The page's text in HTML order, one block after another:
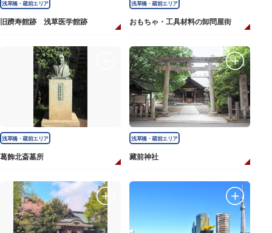
浅草橋・蔵前エリア
旧躋寿館跡 浅草医学館跡
浅草橋・蔵前エリア
おもちゃ・工具材料の卸問屋街
浅草橋・蔵前エリア
葛飾北斎墓所
浅草橋・蔵前エリア
藏前神社